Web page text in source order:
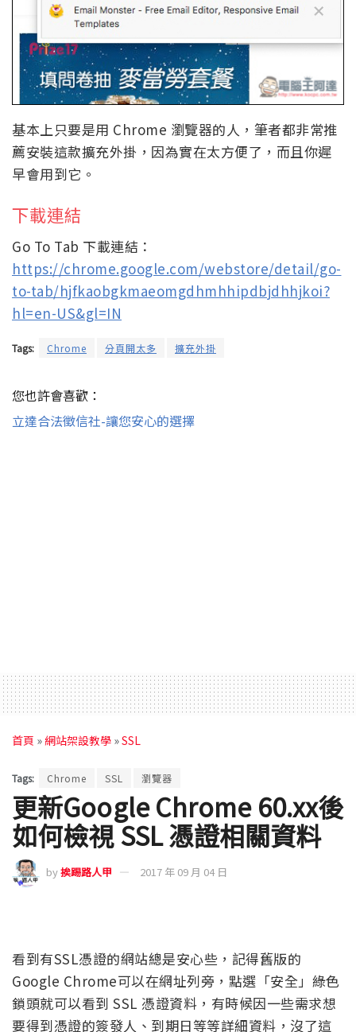
基本上只要是用 Chrome 瀏覽器的人，筆者都非常推
薦安裝這款擴充外掛，因為實在太方便了，而且你遲
早會用到它。
下載連結
Go To Tab 下載連結：
https://chrome.google.com/webstore/detail/go-
to-tab/hjfkaobgkmaeomgdhmhhipdbjdhhjkoi?
hl=en-US&gl=IN
Tags: Chrome 分頁開太多 擴充外掛
您也許會喜歡：
立達合法徵信社-讓您安心的選擇
首頁 » 網站架設教學 »SSL
Tags: Chrome SSL 瀏覽器
更新Google Chrome 60.xx後
如何檢視 SSL 憑證相關資料
by挨踢路人甲 2017 年 09 月 04 日
看到有SSL憑證的網站總是安心些，記得舊版的
Google Chrome可以在網址列旁，點選「安全」綠色
鎖頭就可以看到 SSL 憑證資料，有時候因一些需求想
要得到憑證的簽發人、到期日等等詳細資料，沒了這